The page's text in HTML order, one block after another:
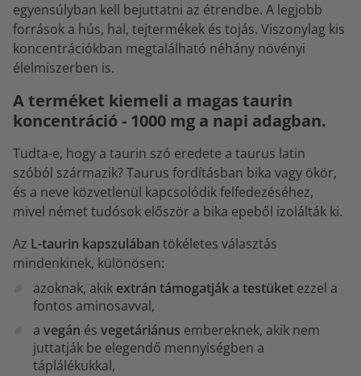
egyensúlyban kell bejuttatni az étrendbe. A legjobb
források a hús, hal, tejtermékek és tojás. Viszonylag kis
koncentrációkban megtalálható néhány növényi
élelmiszerben is.
A terméket kiemeli a magas taurin
koncentráció - 1000 mg a napi adagban.
Tudta-e, hogy a taurin szó eredete a taurus latin
szóból származik? Taurus fordításban bika vagy ökör,
és a neve közvetlenül kapcsolódik felfedezéséhez,
mivel német tudósok először a bika epeből izolálták ki.
Az L-taurin kapszulában tökéletes választás
mindenkinek, különösen:
azoknak, akik extrán támogatják a testüket ezzel a
fontos aminosavval,
a vegán és vegetáriánus embereknek, akik nem
juttatják be elegendő mennyiségben a
táplálékukkal,